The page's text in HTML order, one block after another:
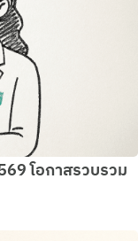
โอกาสรวบรวม